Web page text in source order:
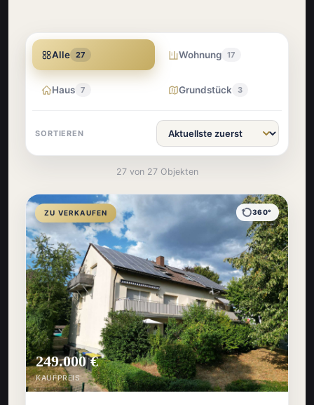
Alle 27 Wohnung 17
Haus 7 Grundstück 3
SORTIEREN
27 von 27 Objekten
ZU VERKAUFEN 360°
249.000 €
KAUFPREIS